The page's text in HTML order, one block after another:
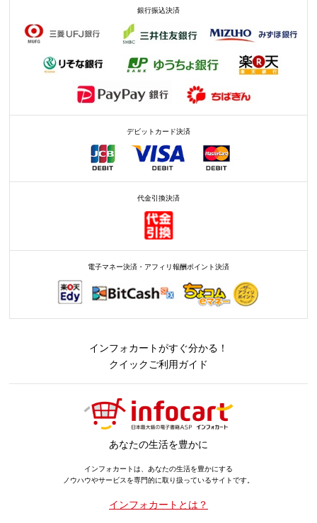
銀行振込決済
デビットカード決済
代金引換決済
電子マネー決済・アフィリ報酬ポイント決済
インフォカートがすぐ分かる！
クイックご利用ガイド
あなたの生活を豊かに
インフォカートは、あなたの生活を豊かにする
ノウハウやサービスを専門的に取り扱っているサイトです。
インフォカートとは？